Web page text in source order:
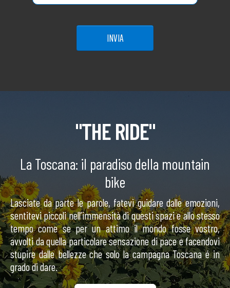
INVIA
"THE RIDE"
La Toscana: il paradiso della mountain
bike
Lasciate da parte le parole, fatevi guidare dalle emozioni,
sentitevi piccoli nell’immensità di questi spazi e allo stesso
tempo come se per un attimo il mondo fosse vostro,
avvolti da quella particolare sensazione di pace e facendovi
stupire dalle bellezze che solo la campagna Toscana é in
grado di dare.